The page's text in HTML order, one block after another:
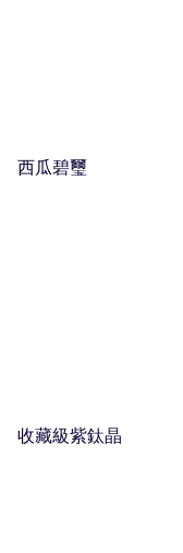
西瓜碧璽
收藏級紫鈦晶